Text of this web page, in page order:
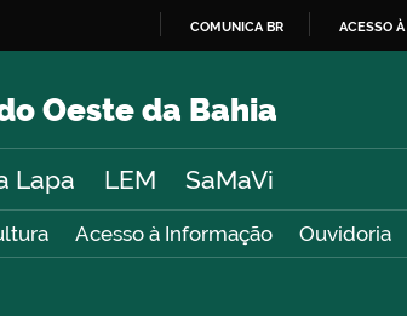
O
COMUNICA BR ACESSO
Oeste da Bahia
Lapa LEM SaMaVi
Acesso à Informação Ouvidoria